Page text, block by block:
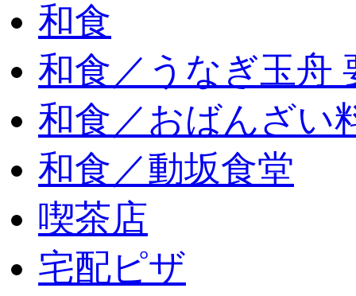
和食
和食／うなぎ玉舟
和食／おばんざい
和食／動坂食堂
喫茶店
宅配ピザ